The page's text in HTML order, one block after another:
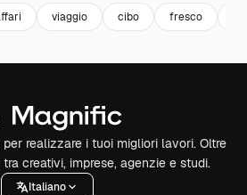
viaggio cibo fresco
realizzare i tuoi migliori lavori. Oltre
creativi, imprese, agenzie e studi.
Italiano